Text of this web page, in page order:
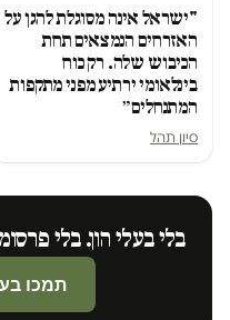
"ישראל אינה מסוגלת להגן על
האזרחים הנמצאים תחת
הכיבוש שלה. רק כוח
בינלאומי ירתיע מפני מתקפות
המתנחלים״
סיון תהל
בלי בעלי הון. בלי
תמכו